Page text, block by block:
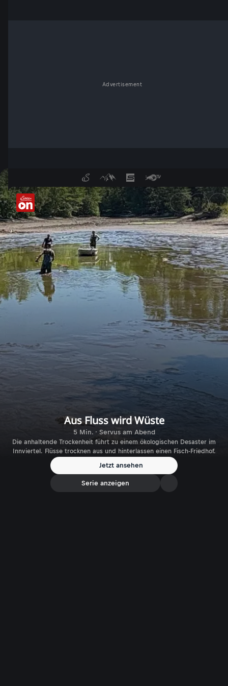
Advertisement
Aus Fluss wird Wüste -
Aus Fluss wird Wüste
5 Min. · Servus am Abend
Die anhaltende Trockenheit führt zu einem ökologischen Desaster im
Innviertel. Flüsse trocknen aus und hinterlassen einen Fisch-Friedhof.
Jetzt ansehen
Serie anzeigen